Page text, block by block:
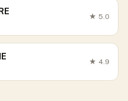
★ 5.0
★ 4.9